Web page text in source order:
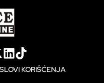
KORIŠĆENJA